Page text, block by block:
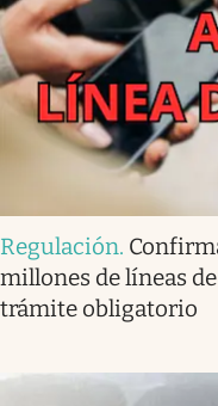
Regulación.
millones de líneas
trámite obligatorio